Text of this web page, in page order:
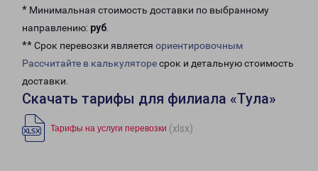
* Минимальная стоимость доставки по выбранному
направлению: руб.
** Срок перевозки является ориентировочным
Рассчитайте в калькуляторесрок и детальную стоимость
доставки.
Скачать тарифы для филиала «Тула»
Тарифы на услуги перевозки (xlsx)